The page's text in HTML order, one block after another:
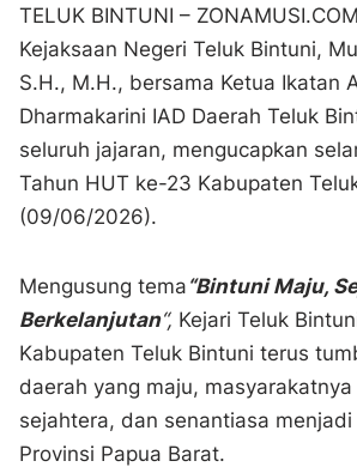
TELUK BINTUNI –
Kejaksaan Negeri Teluk Bintuni,
S.H., M.H., bersama Ketua Ikatan
Dharmakarini IAD Daerah Teluk
seluruh jajaran, mengucapkan
Tahun HUT ke-23 Kabupaten
(09/06/2026).
Mengusung tema “Bintuni Maju,
Berkelanjutan“, Kejari Teluk
Kabupaten Teluk Bintuni terus
daerah yang maju, masyarakatnya
sejahtera, dan senantiasa
Provinsi Papua Barat.